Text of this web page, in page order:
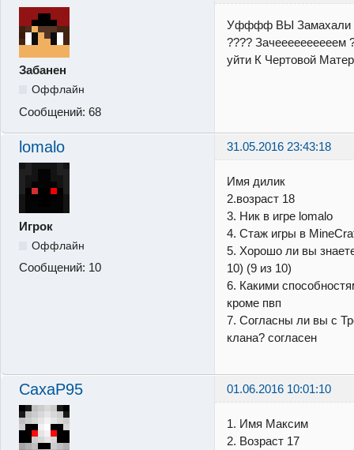
Забанен
Оффлайн
Сообщений: 68
Уфффф ВЫ Замахали
???? Зачеееееееееем
уйти К Чертовой
lomalo 31.05.2016 23:43:18
Игрок
Оффлайн
Сообщений: 10
Имя дилик
2.возраст 18
3. Ник в игре lomalo
4. Стаж игры в
5. Хорошо ли вы
10) (9 из 10)
6. Какими
кроме пвп
7. Согласны ли вы с
клана? согласен
CaxaP95 01.06.2016 10:01:10
1. Имя Максим
2. Возраст 17